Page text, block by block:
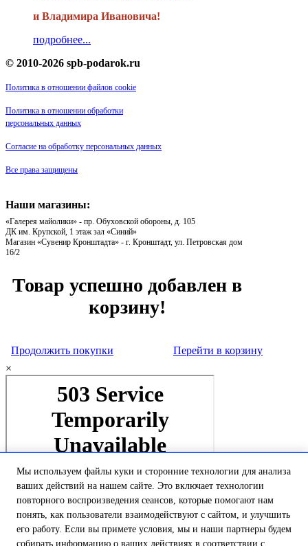
и Владимира Ивановича!
подробнее...
© 2010-2026 spb-podarok.ru
Политика в отношении файлов cookie
Политика в отношении обработки
персональных данных
Согласие на обработку персональных данных
Все права защищены
Наши магазины:
«Галерея майолики» - пр. Обуховской обороны, д. 105
ДК им. Крупской, 1 этаж зал «Синий»
Магазин «Сувенир Кронштадта» - г. Кронштадт, ул. Петровская дом
16/2
Товар успешно добавлен в
корзину!
Продолжить покупки
Перейти в корзину
×
Мы используем файлы куки и сторонние технологии для анализа
ваших действий на нашем сайте. Это включает технологии
повторного воспроизведения сеансов, которые помогают нам
понять, как пользователи взаимодействуют с сайтом, и улучшить
его работу. Если вы примете условия, мы и наши партнеры будем
собирать информацию о ваших действиях в соответствии с